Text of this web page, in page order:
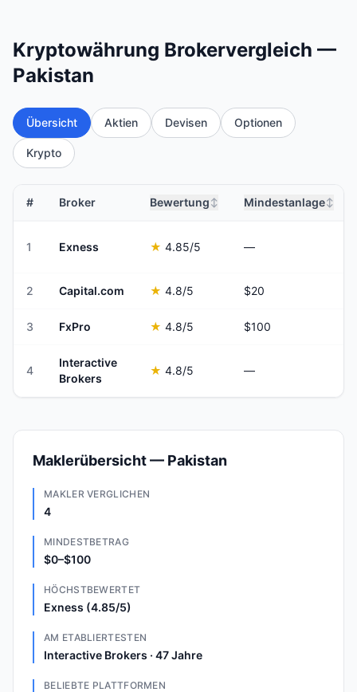
Kryptowährung Brokervergleich —
Pakistan
Übersicht Aktien Devisen Optionen
Krypto
# Broker Bewertung ↕ Mindestanlage↕
1 Exness ★ 4.85/5 —
2 Capital.com ★ 4.8/5 $20
3 FxPro ★ 4.8/5 $100
4
Interactive
Brokers
★ 4.8/5 —
Maklerübersicht — Pakistan
MAKLER VERGLICHEN
4
MINDESTBETRAG
$0–$100
HÖCHSTBEWERTET
Exness (4.85/5)
AM ETABLIERTESTEN
Interactive Brokers · 47 Jahre
BELIEBTE PLATTFORMEN